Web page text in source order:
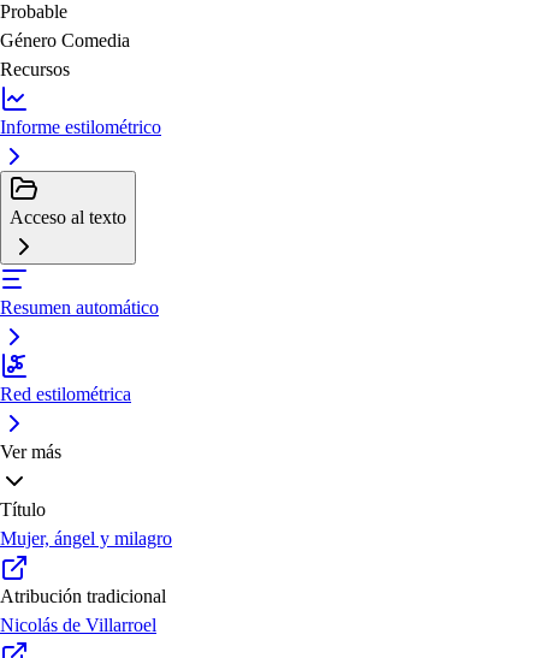
Probable
Género Comedia
Recursos
Informe estilométrico
Acceso al texto
Resumen automático
Red estilométrica
Ver más
Título
Mujer, ángel y milagro
Atribución tradicional
Nicolás de Villarroel